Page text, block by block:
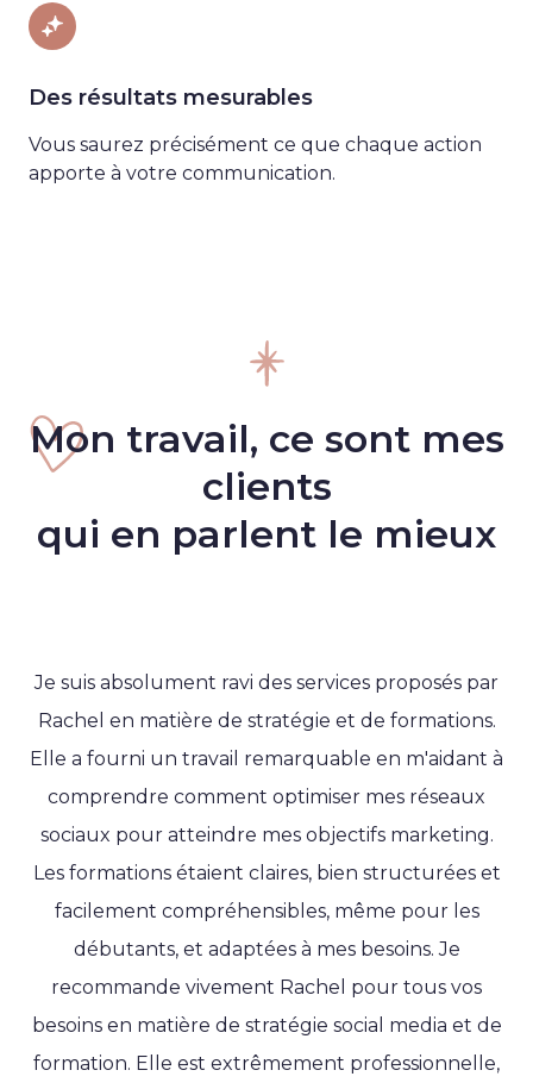
Des résultats mesurables
Vous saurez précisément ce que chaque action
apporte à votre communication.
Mon travail, ce sont mes
clients
qui en parlent le mieux
Je suis absolument ravi des services proposés par
Rachel en matière de stratégie et de formations.
Elle a fourni un travail remarquable en m'aidant à
comprendre comment optimiser mes réseaux
sociaux pour atteindre mes objectifs marketing.
Les formations étaient claires, bien structurées et
facilement compréhensibles, même pour les
débutants, et adaptées à mes besoins. Je
recommande vivement Rachel pour tous vos
besoins en matière de stratégie social media et de
formation. Elle est extrêmement professionnelle,